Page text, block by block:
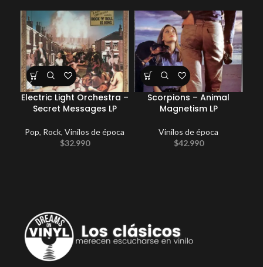
Electric Light Orchestra –
Secret Messages LP
Pop, Rock, Vinilos de época
$32.990
Scorpions – Animal
Magnetism LP
Vinilos de época
$42.990